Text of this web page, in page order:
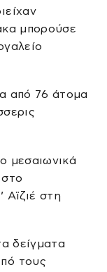
μπορούσε
από 76 άτομα
μεσαιωνικά
Αϊζιέ στη
δείγματα
τους